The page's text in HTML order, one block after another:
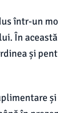
într-un
În
și